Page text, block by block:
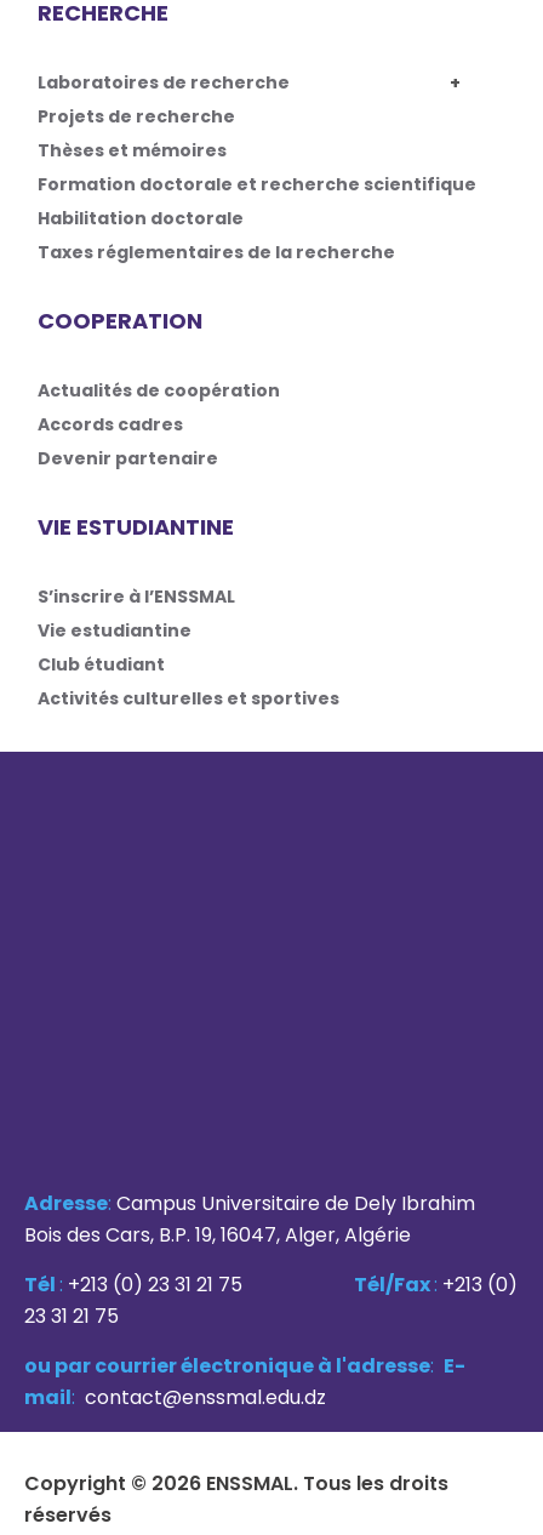
RECHERCHE
Laboratoires de recherche
Projets de recherche
Thèses et mémoires
Formation doctorale et recherche scientifique
Habilitation doctorale
Taxes réglementaires de la recherche
COOPERATION
Actualités de coopération
Accords cadres
Devenir partenaire
VIE ESTUDIANTINE
S’inscrire à l’ENSSMAL
Vie estudiantine
Club étudiant
Activités culturelles et sportives
Adresse: Campus Universitaire de Dely Ibrahim
Bois des Cars, B.P. 19, 16047, Alger, Algérie
Tél : +213 (0) 23 31 21 75 Tél/Fax: +213 (0)
23 31 21 75
ou par courrier électronique à l'adresse: E-
mail: contact@enssmal.edu.dz
Copyright © 2026 ENSSMAL. Tous les droits
réservés